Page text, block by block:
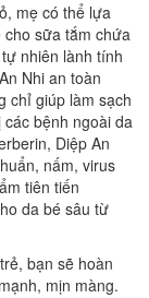
mẹ có thể lựa
cho sữa tắm chứa
nhiên lành tính
Nhi an toàn
chỉ giúp làm sạch
bệnh ngoài da
Diệp An
nấm, virus
tiên tiến
da bé sâu từ
bạn sẽ hoàn
mịn màng.